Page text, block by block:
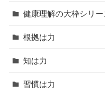
健康理解の大枠シリ
根拠は力
知は力
習慣は力